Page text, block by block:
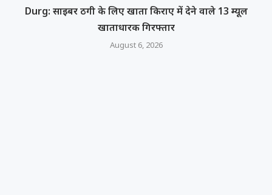
Durg: साइबर ठगी के लिए खाता किराए में देने वाले 13 म्यूल
खाताधारक गिरफ्तार
August 6, 2026